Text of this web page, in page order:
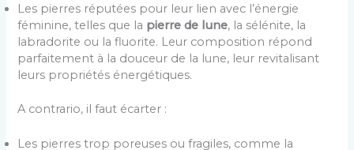
Les pierres réputées pour leur lien avec l’énergie
féminine, telles que la pierre de lune, la sélénite, la
labradorite ou la fluorite. Leur composition répond
parfaitement à la douceur de la lune, leur revitalisant
leurs propriétés énergétiques.
A contrario, il faut écarter :
Les pierres trop poreuses ou fragiles, comme la